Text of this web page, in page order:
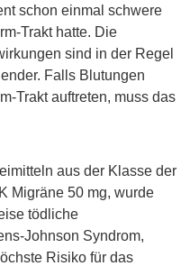
schon einmal schwere
Trakt hatte. Die
sind in der Regel
Falls Blutungen
Trakt auftreten, muss das
aus der Klasse der
Migräne 50 mg, wurde
tödliche
Johnson Syndrom,
Risiko für das